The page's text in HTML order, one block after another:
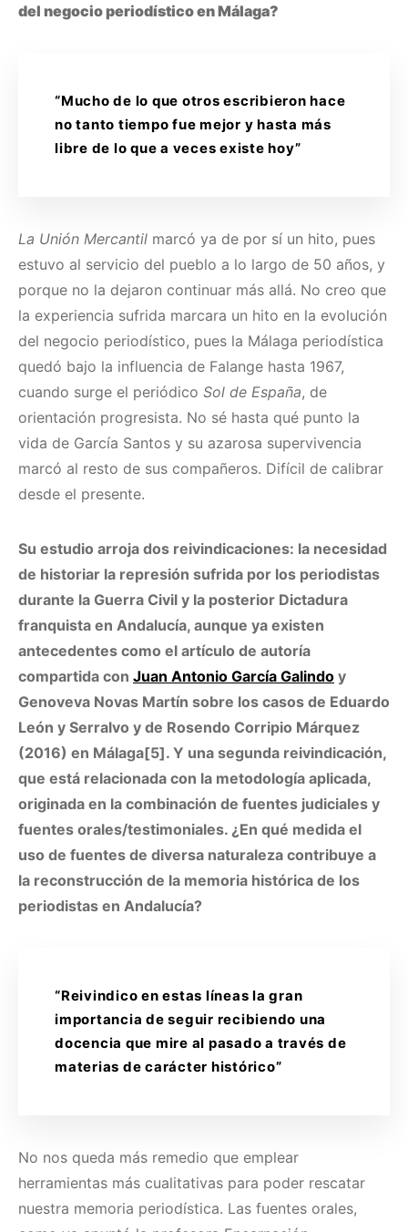
del negocio periodístico en Málaga?
“Mucho de lo que otros escribieron hace
no tanto tiempo fue mejor y hasta más
libre de lo que a veces existe hoy”
La Unión Mercantil marcó ya de por sí un hito, pues
estuvo al servicio del pueblo a lo largo de 50 años, y
porque no la dejaron continuar más allá. No creo que
la experiencia sufrida marcara un hito en la evolución
del negocio periodístico, pues la Málaga periodística
quedó bajo la influencia de Falange hasta 1967,
cuando surge el periódico Sol de España, de
orientación progresista. No sé hasta qué punto la
vida de García Santos y su azarosa supervivencia
marcó al resto de sus compañeros. Difícil de calibrar
desde el presente.
Su estudio arroja dos reivindicaciones: la necesidad
de historiar la represión sufrida por los periodistas
durante la Guerra Civil y la posterior Dictadura
franquista en Andalucía, aunque ya existen
antecedentes como el artículo de autoría
compartida con Juan Antonio García Galindo y
Genoveva Novas Martín sobre los casos de Eduardo
León y Serralvo y de Rosendo Corripio Márquez
(2016) en Málaga[5]. Y una segunda reivindicación,
que está relacionada con la metodología aplicada,
originada en la combinación de fuentes judiciales y
fuentes orales/testimoniales. ¿En qué medida el
uso de fuentes de diversa naturaleza contribuye a
la reconstrucción de la memoria histórica de los
periodistas en Andalucía?
“Reivindico en estas líneas la gran
importancia de seguir recibiendo una
docencia que mire al pasado a través de
materias de carácter histórico”
No nos queda más remedio que emplear
herramientas más cualitativas para poder rescatar
nuestra memoria periodística. Las fuentes orales,